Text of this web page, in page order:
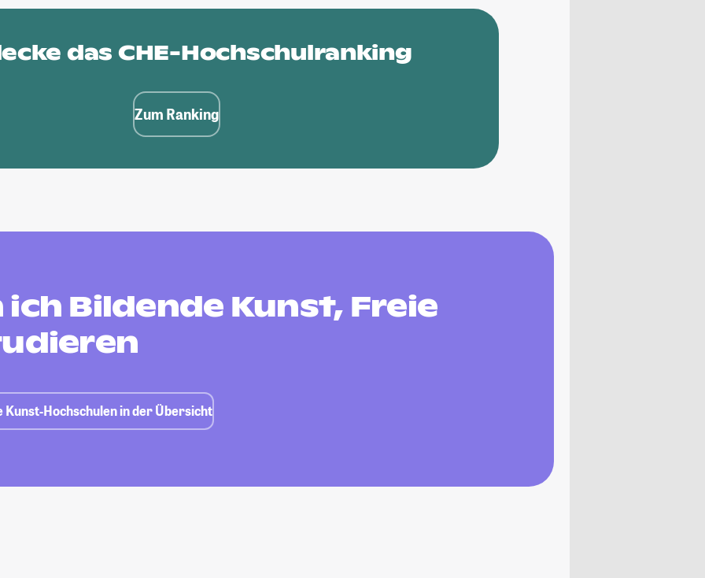
das CHE-Hochschulranking
Zum Ranking
ich Bildende Kunst, Freie
Kunst-Hochschulen in der Übersicht